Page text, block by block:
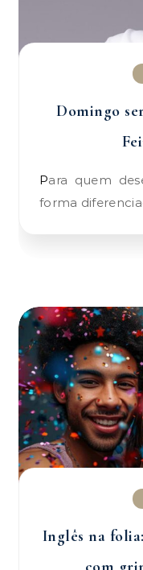
Domingo
Para quem deseja passar o Carnaval de
forma
Inglês na